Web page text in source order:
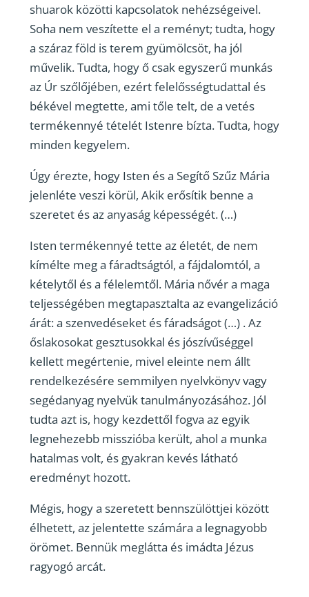
shuarok közötti kapcsolatok nehézségeivel.
Soha nem veszítette el a reményt; tudta, hogy
a száraz föld is terem gyümölcsöt, ha jól
művelik. Tudta, hogy ő csak egyszerű munkás
az Úr szőlőjében, ezért felelősségtudattal és
békével megtette, ami tőle telt, de a vetés
termékennyé tételét Istenre bízta. Tudta, hogy
minden kegyelem.
Úgy érezte, hogy Isten és a Segítő Szűz Mária
jelenléte veszi körül, Akik erősítik benne a
szeretet és az anyaság képességét. (…)
Isten termékennyé tette az életét, de nem
kímélte meg a fáradtságtól, a fájdalomtól, a
kételytől és a félelemtől. Mária nővér a maga
teljességében megtapasztalta az evangelizáció
árát: a szenvedéseket és fáradságot (…) . Az
őslakosokat gesztusokkal és jószívűséggel
kellett megértenie, mivel eleinte nem állt
rendelkezésére semmilyen nyelvkönyv vagy
segédanyag nyelvük tanulmányozásához. Jól
tudta azt is, hogy kezdettől fogva az egyik
legnehezebb misszióba került, ahol a munka
hatalmas volt, és gyakran kevés látható
eredményt hozott.
Mégis, hogy a szeretett bennszülöttjei között
élhetett, az jelentette számára a legnagyobb
örömet. Bennük meglátta és imádta Jézus
ragyogó arcát.